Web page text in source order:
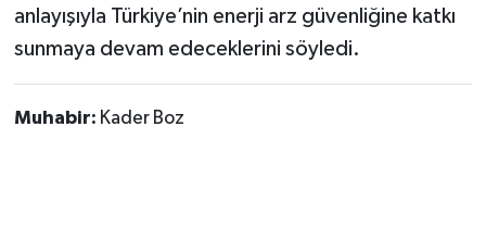
anlayışıyla Türkiye’nin enerji arz güvenliğine katkı
sunmaya devam edeceklerini söyledi.
Muhabir: Kader Boz